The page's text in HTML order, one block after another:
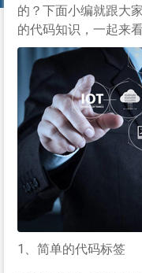
的？下面小编就跟大
的代码知识，一起来
1、简单的代码标签